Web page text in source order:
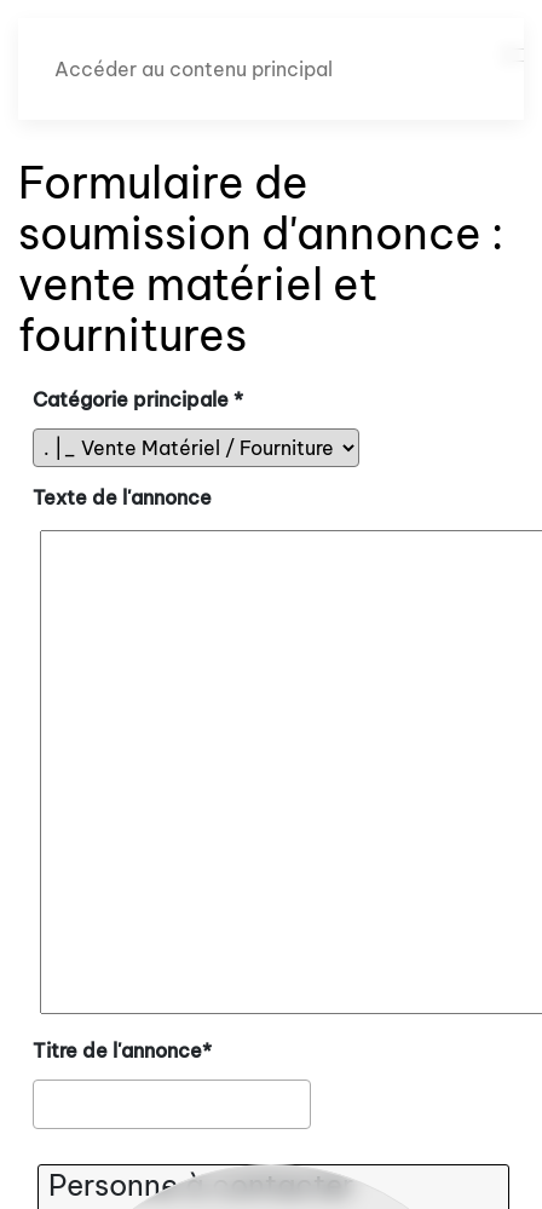
Accéder au contenu principal
Formulaire de
soumission d'annonce :
vente matériel et
fournitures
Catégorie principale *
Texte de l'annonce
Titre de l'annonce*
Personne à contacter